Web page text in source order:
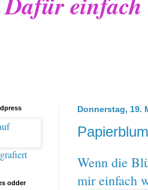
Donnerstag, 19.
Wenn die
mir einfach
odder